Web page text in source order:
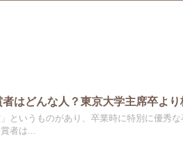
はどんな人？東京大学主席卒より
というものがあり、卒業時に特別に優秀
者は...